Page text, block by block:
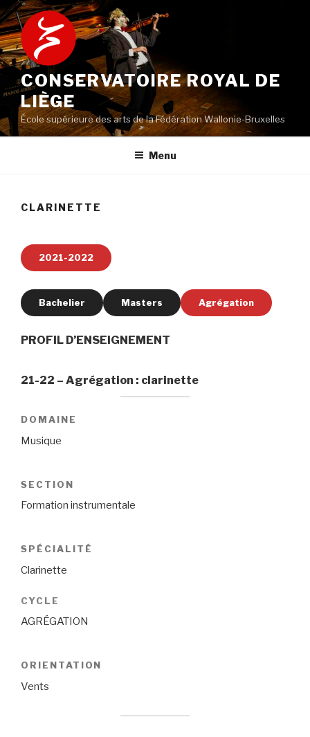
Aller
au
contenu
principal
CONSERVATOIRE ROYAL DE
LIÈGE
École supérieure des arts de la Fédération Wallonie-Bruxelles
Menu
CLARINETTE
2021-2022
Bachelier Masters Agrégation
PROFIL D’ENSEIGNEMENT
21-22 – Agrégation : clarinette
DOMAINE
Musique
SECTION
Formation instrumentale
SPÉCIALITÉ
Clarinette
CYCLE
AGRÉGATION
ORIENTATION
Vents